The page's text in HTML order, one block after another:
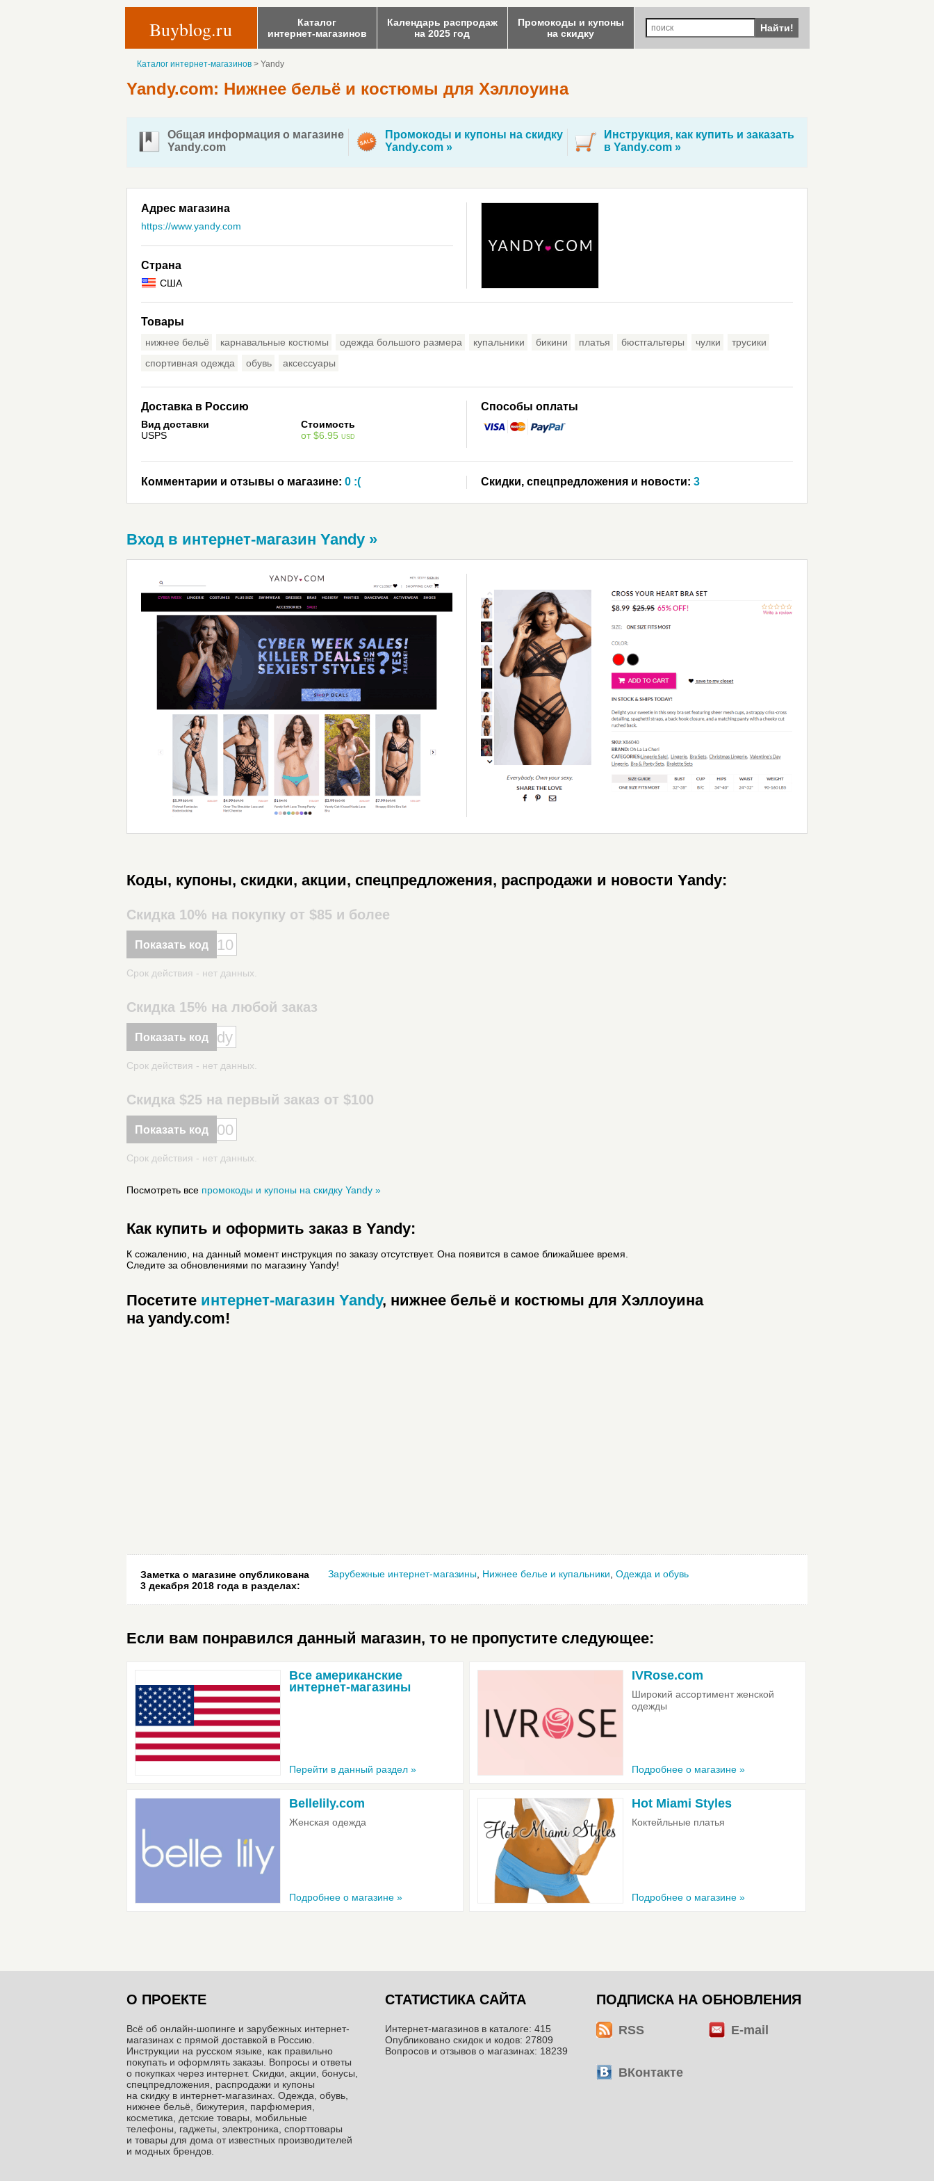
Buyblog.ru
Каталог
интернет-магазинов
Календарь распродаж
на 2025 год
Промокоды и купоны
на скидку
Найти!
Каталог интернет-магазинов > Yandy
Yandy.com: Нижнее бельё и костюмы для Хэллоуина
Общая информация о магазине
Yandy.com
Промокоды и купоны на скидку
Yandy.com »
Инструкция, как купить и заказать
в Yandy.com »
Адрес магазина
https://www.yandy.com
Страна
США
Товары
нижнее бельё карнавальные костюмы одежда большого размера купальники бикини платья бюстгальтеры чулки
трусики
спортивная одежда
обувь аксессуары
Доставка в Россию
Вид доставки
Стоимость
USPS
от $6.95 USD
Способы оплаты
Комментарии и отзывы о магазине: 0 :( Скидки, спецпредложения и новости: 3
Вход в интернет-магазин Yandy »
Коды, купоны, скидки, акции, спецпредложения, распродажи и новости Yandy:
Скидка 10% на покупку от $85 и более
Показать код 10
Срок действия - нет данных.
Скидка 15% на любой заказ
Показать код dy
Срок действия - нет данных.
Скидка $25 на первый заказ от $100
Показать код 00
Срок действия - нет данных.
Посмотреть все промокоды и купоны на скидку Yandy »
Как купить и оформить заказ в Yandy:
К сожалению, на данный момент инструкция по заказу отсутствует. Она появится в самое ближайшее время.
Следите за обновлениями по магазину Yandy!
Посетите интернет-магазин Yandy, нижнее бельё и костюмы для Хэллоуина
на yandy.com!
Заметка о магазине опубликована
3 декабря 2018 года в разделах:
Зарубежные интернет-магазины Нижнее белье и купальники Одежда и обувь
Если вам понравился данный магазин, то не пропустите следующее:
Все американские
интернет-магазины
Перейти в данный раздел »
IVRose.com
Широкий ассортимент женской
одежды
Подробнее о магазине »
Bellelily.com
Женская одежда
Подробнее о магазине »
Hot Miami Styles
Коктейльные платья
Подробнее о магазине »
О ПРОЕКТЕ
Всё об онлайн-шопинге и зарубежных интернет-
магазинах c прямой доставкой в Россию.
Инструкции на русском языке, как правильно
покупать и оформлять заказы. Вопросы и ответы
о покупках через интернет. Скидки, акции, бонусы,
спецпредложения, распродажи и купоны
на скидку в интернет-магазинах. Одежда, обувь,
нижнее бельё, бижутерия, парфюмерия,
косметика, детские товары, мобильные
телефоны, гаджеты, электроника, спорттовары
и товары для дома от известных производителей
и модных брендов.
СТАТИСТИКА САЙТА
Интернет-магазинов в каталоге: 415
Опубликовано скидок и кодов: 27809
Вопросов и отзывов о магазинах: 18239
ПОДПИСКА НА ОБНОВЛЕНИЯ
RSS E-mail
ВКонтакте